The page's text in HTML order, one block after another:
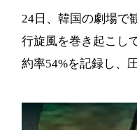
24日、韓国の劇場で
行旋風を巻き起こし
約率54%を記録し、